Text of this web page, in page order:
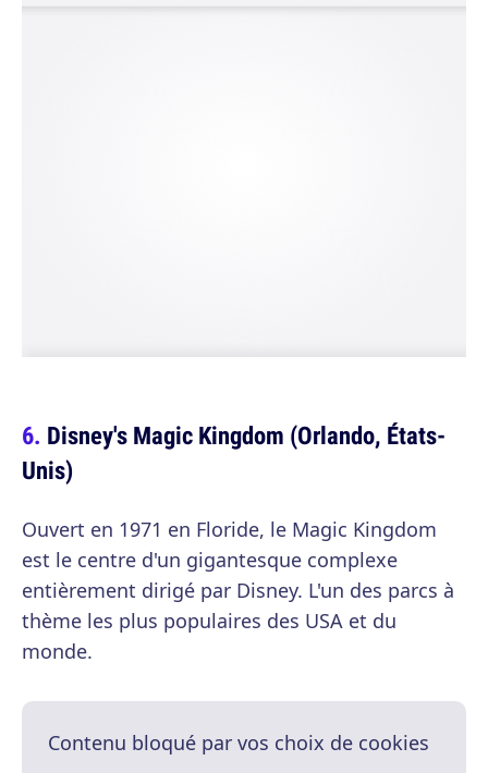
Disney's Magic Kingdom (Orlando, États-
Unis)
Ouvert en 1971 en Floride, le Magic Kingdom
est le centre d'un gigantesque complexe
entièrement dirigé par Disney. L'un des parcs à
thème les plus populaires des USA et du
monde.
Contenu bloqué par vos choix de cookies